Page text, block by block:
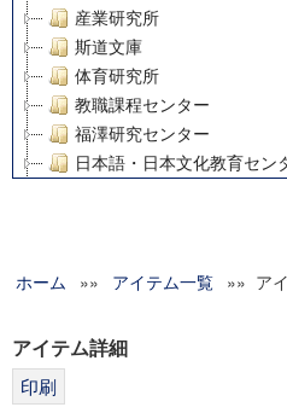
産業研究所
斯道文庫
体育研究所
教職課程センター
福澤研究センター
日本語・日本文化教育セン
グローバルリサーチインス
科学研究費補助金研究成果
ホーム »» アイテム一覧 »» ア
アイテム詳細